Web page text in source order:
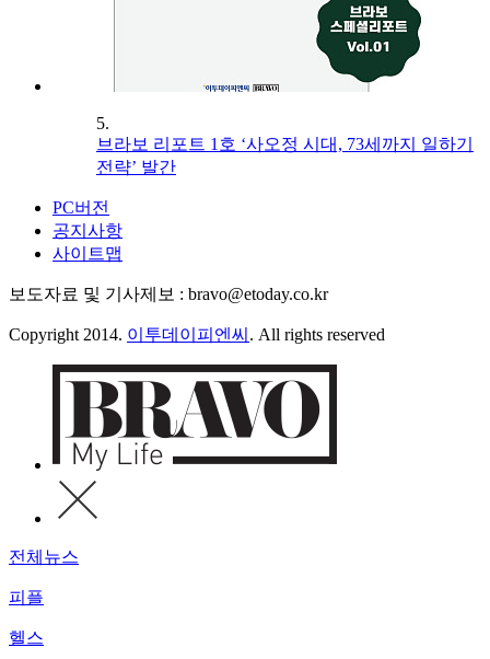
5.
브라보 리포트 1호 ‘사오정 시대, 73세까지 일하기
전략’ 발간
PC버전
공지사항
사이트맵
보도자료 및 기사제보 : bravo@etoday.co.kr
Copyright 2014. 이투데이피엔씨 . All rights reserved
전체뉴스
피플
헬스